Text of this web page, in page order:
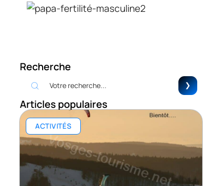
Recherche
Articles populaires
ACTIVITÉS